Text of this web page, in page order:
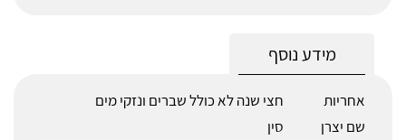
מידע נוסף
אחריות
חצי שנה לא כולל שברים ונזקי מים
שם יצרן
סין